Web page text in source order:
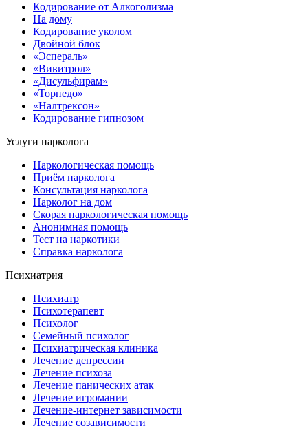
Кодирование от Алкоголизма
На дому
Кодирование уколом
Двойной блок
«Эспераль»
«Вивитрол»
«Дисульфирам»
«Торпедо»
«Налтрексон»
Кодирование гипнозом
Услуги нарколога
Наркологическая помощь
Приём нарколога
Консультация нарколога
Нарколог на дом
Скорая наркологическая помощь
Анонимная помощь
Тест на наркотики
Справка нарколога
Психиатрия
Психиатр
Психотерапевт
Психолог
Семейный психолог
Психиатрическая клиника
Лечение депрессии
Лечение психоза
Лечение панических атак
Лечение игромании
Лечение-интернет зависимости
Лечение созависимости